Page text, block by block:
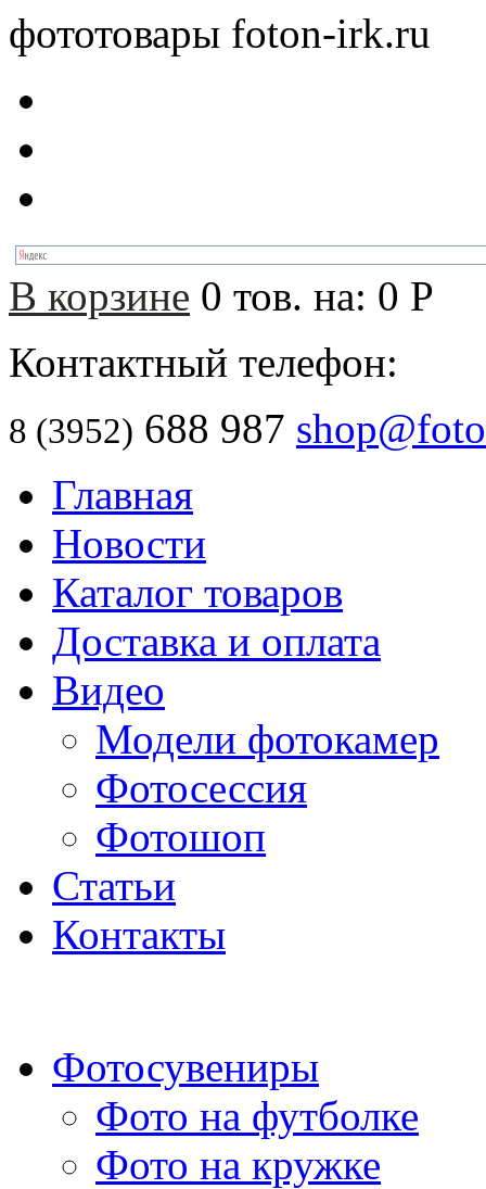
фототовары foton-irk.ru
В корзине 0 тов. на: 0 Р
Контактный телефон:
8 (3952) 688 987
Главная
Новости
Каталог товаров
Доставка и оплата
Видео
Модели фотокамер
Фотосессия
Фотошоп
Статьи
Контакты
Фотосувениры
Фото на футболке
Фото на кружке